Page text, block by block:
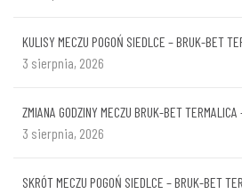
KULISY MECZU POGOŃ SIEDLCE – BRUK-BET
3 sierpnia, 2026
ZMIANA GODZINY MECZU BRUK-BET TERMALICA
3 sierpnia, 2026
SKRÓT MECZU POGOŃ SIEDLCE – BRUK-BET